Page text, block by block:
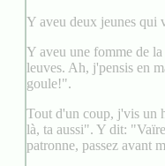
Y aveu deux jeunes qui
Y aveu une fomme de
leuves. Ah, j'pensis en
goule!".
Tout d'un coup, j'vis un
là, ta aussi". Y dit:
patronne, passez avant